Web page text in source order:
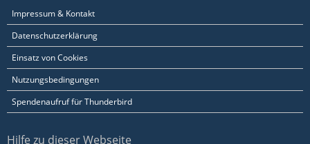
Impressum & Kontakt
Datenschutzerklärung
Einsatz von Cookies
Nutzungsbedingungen
Spendenaufruf für Thunderbird
Hilfe zu dieser Webseite